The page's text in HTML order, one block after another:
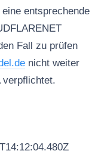
entsprechende
Fall zu prüfen
nicht weiter
verpflichtet.